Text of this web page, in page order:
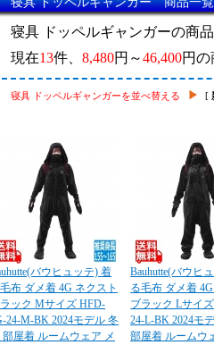
寝具 ドッペルギャンガーの商
現在13件、 8,480円～46,400円
寝具 ドッペルギャンガーを並べ替える [
バウヒュッテ) 着
布 ダメ着 4G ネクスト
ック Mサイズ HFD-
24-M-BK 2024モデル 冬
部屋着 ルームウェア メ
Bauhutte(バウヒ
る毛布 ダメ着
ブラック Lサイ
24-L-BK 2024モ
部屋着 ルームウ